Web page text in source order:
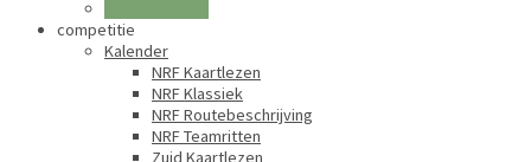
competitie
Kalender
NRF Kaartlezen
NRF Klassiek
NRF Routebeschrijving
NRF Teamritten
Zuid Kaartlezen